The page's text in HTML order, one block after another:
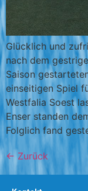
Glücklich und
nach dem
Saison
einseitigen Spiel
Westfalia Soest
Enser standen
Folglich fand
←Zurück